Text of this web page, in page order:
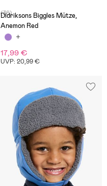
(36)
Didriksons Biggles Mütze,
Anemon Red
17,99 €
UVP: 20,99 €